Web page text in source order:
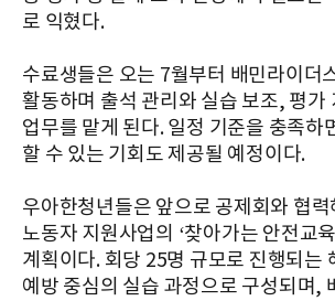
로 익혔다.
수료생들은 오는 7월부터 배민라이더
활동하며 출석 관리와 실습 보조, 평가
업무를 맡게 된다. 일정 기준을 충족하
할 수 있는 기회도 제공될 예정이다.
우아한청년들은 앞으로 공제회와 협
노동자 지원사업의 ‘찾아가는 안전교
계획이다. 회당 25명 규모로 진행되는
예방 중심의 실습 과정으로 구성되며,